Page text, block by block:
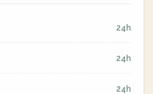
24h
24h
24h